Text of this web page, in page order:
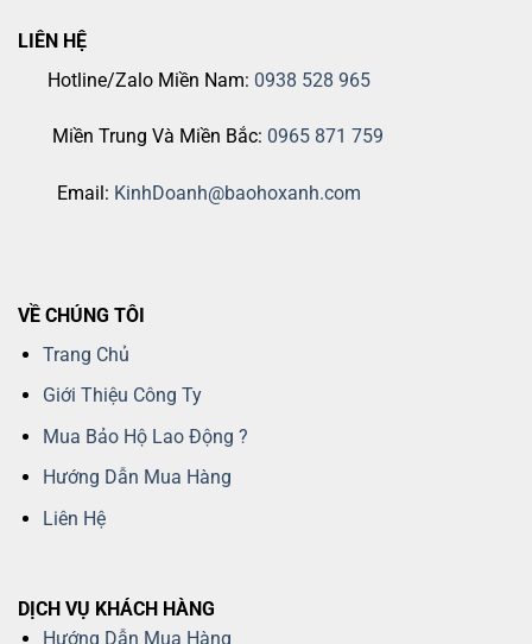
LIÊN HỆ
Hotline/Zalo Miền Nam: 0938 528 965
VỀ CHÚNG TÔI
Trang Chủ
Giới Thiệu Công Ty
Mua Bảo Hộ Lao Động ?
Hướng Dẫn Mua Hàng